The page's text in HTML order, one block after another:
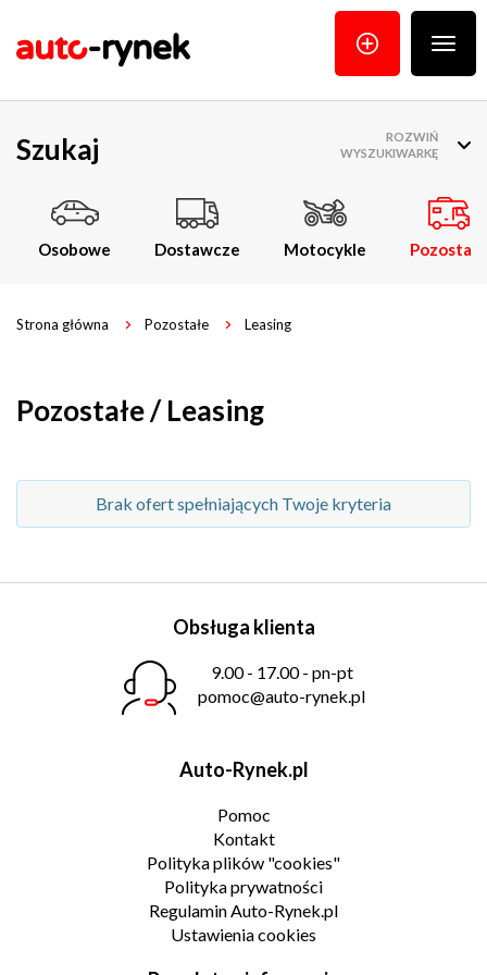
menu
Szukaj
Osobowe Dostawcze Motocykle Pozostałe
ROZWIŃ
WYSZUKIWARKĘ
Strona główna Pozostałe Leasing
Pozostałe / Leasing
Brak ofert spełniających Twoje kryteria
Obsługa klienta
9.00 - 17.00 - pn-pt
pomoc@auto-rynek.pl
Auto-Rynek.pl
Pomoc
Kontakt
Polityka plików "cookies"
Polityka prywatności
Regulamin Auto-Rynek.pl
Ustawienia cookies